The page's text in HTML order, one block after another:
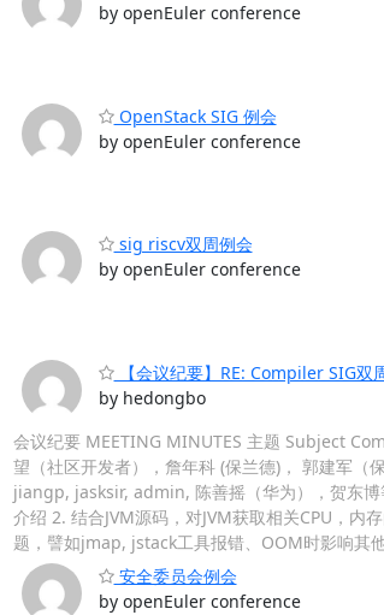
by openEuler conference
OpenStack SIG 例会
by openEuler conference
sig riscv双周例会
by openEuler conference
【会议纪要】RE: Compiler SIG双
by hedongbo
会议纪要 MEETING MINUTES 主题 Subject
望（社区开发者），詹年科 (保兰德)， 郭建军
jiangp, jasksir, admin, 陈善摇（华为），贺东博
介绍 2. 结合JVM源码，对JVM获取相关CPU，
题，譬如jmap, jstack工具报错、OOM时影响其
安全委员会例会
by openEuler conference